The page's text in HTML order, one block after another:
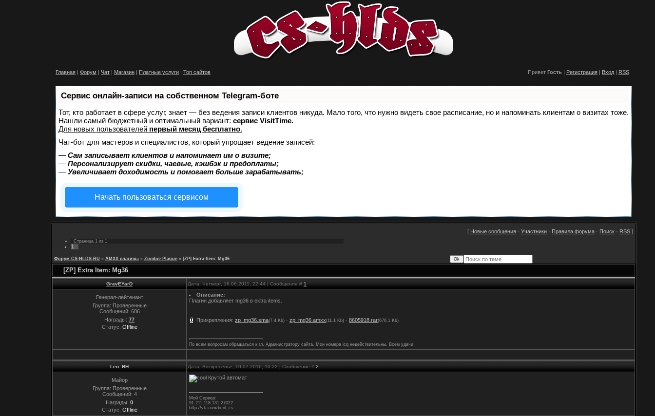
Главная | Форум | Чат | Магазин | Платные услуги | Топ сайтов Привет Гость | Регистрация | Вход | RSS
Сервис онлайн-записи на собственном Telegram-боте
Тот, кто работает в сфере услуг, знает — без ведения записи клиентов никуда. Мало того, что нужно видеть свое расписание, но и напоминать клиентам о визитах тоже.
Нашли самый бюджетный и оптимальный вариант: сервис VisitTime.
Для новых пользователей первый месяц бесплатно.
Чат-бот для мастеров и специалистов, который упрощает ведение записей:
— Сам записывает клиентов и напоминает им о визите;
— Персонализирует скидки, чаевые, кэшбэк и предоплаты;
— Увеличивает доходимость и помогает больше зарабатывать;
Начать пользоваться сервисом
[ Новые сообщения · Участники · Правила форума · Поиск · RSS ]
Страница 1 из 1
1
Форум CS-HLDS.RU » AMXX плагины » Zombie Plague » [ZP] Extra Item: Mg36
[ZP] Extra Item: Mg36
GravEYarD Дата: Четверг, 16.06.2011, 22:44 | Сообщение # 1
Генерал-лейтенант
Группа: Проверенные
Сообщений: 686
Награды: 77
Статус: Offline
Описание:
Плагин добавляет mg36 в extra items.
Прикрепления: zp_mg36.sma(7.4 Kb) · zp_mg36.amxx(11.1 Kb) · 8605918.rar(676.1 Kb)
По всем вопросам обращаться к гл. Администратору сайта. Мои номера icq недействительны. Всем удачи.
Leo_BH Дата: Воскресенье, 10.07.2016, 10:22 | Сообщение # 2
Майор
Группа: Проверенные
Сообщений: 4
Награды: 0
Статус: Offline
Крутой автомат
Мой Сервер:
91.211.118.131:27022
http://vk.com/bcnl_cs